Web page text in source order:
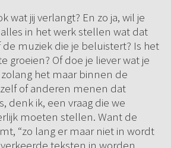
wat jij verlangt? En zo ja, wil je
in het werk stellen wat dat
muziek die je beluistert? Is het
groeien? Of doe je liever wat je
het maar binnen de
of anderen menen dat
denk ik, een vraag die we
moeten stellen. Want de
“zo lang er maar niet in wordt